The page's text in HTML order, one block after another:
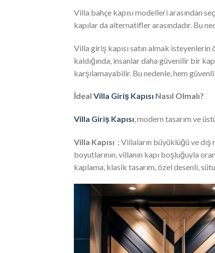
Villa bahçe kapısı modelleri arasından
kapılar da alternatifler arasındadır. Bu
Villa giriş kapısı satın almak
kaldığında, insanlar daha güvenilir bir
karşılamayabilir. Bu nedenle, hem
İdeal Villa Giriş Kapısı Nasıl Olmalı?
Villa Giriş Kapısı, modern tasarım ve
Villa Kapısı ; Villaların büyüklüğü ve
boyutlarının, villanın kapı boşluğuyla
kaplama, klasik tasarım, özel desenli,